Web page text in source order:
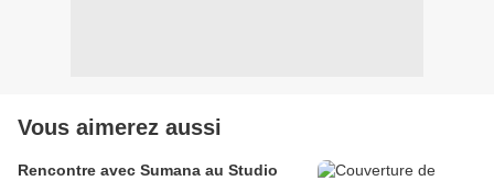
Vous aimerez aussi
Rencontre avec Sumana au Studio